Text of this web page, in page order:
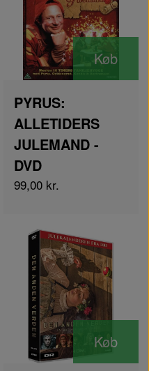
Køb
PYRUS:
ALLETIDERS
JULEMAND -
DVD
99,00 kr.
Køb